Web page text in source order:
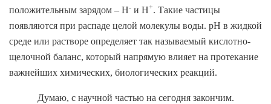
положительным зарядом – H- и H+. Такие частицы
появляются при распаде целой молекулы воды. pH в жидкой
среде или растворе определяет так называемый кислотно-
щелочной баланс, который напрямую влияет на протекание
важнейших химических, биологических реакций.
Думаю, с научной частью на сегодня закончим.